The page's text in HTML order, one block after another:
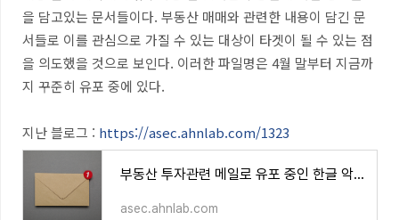
을 담고있는 문서들이다. 부동산 매매와 관련한 내용이 담긴 문
서들로 이를 관심으로 가질 수 있는 대상이 타겟이 될 수 있는 점
을 의도했을 것으로 보인다. 이러한 파일명은 4월 말부터 지금까
지 꾸준히 유포 중에 있다.
지난 블로그 : https://asec.ahnlab.com/1323
부동산 투자관련 메일로 유포 중인 한글 악성코드 (EPS사용)
asec.ahnlab.com